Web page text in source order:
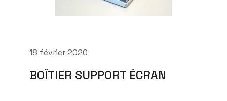
18 février 2020
BOÎTIER SUPPORT ÉCRAN